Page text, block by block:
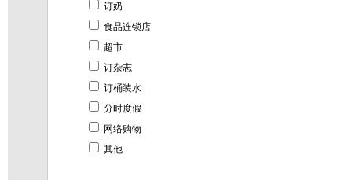
订奶
食品连锁店
超市
订杂志
订桶装水
分时度假
网络购物
其他